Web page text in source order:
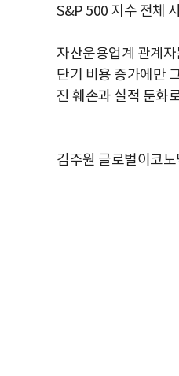
S&P 500 지수 전체
자산운용업계 관계
단기 비용 증가에만
진 훼손과 실적 둔화
김주원 글로벌이코